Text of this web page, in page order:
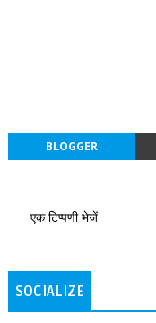
BLOGGER
एक टिप्पणी भेजें
SOCIALIZE